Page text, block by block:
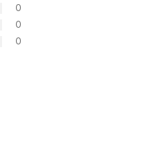
0
0
0